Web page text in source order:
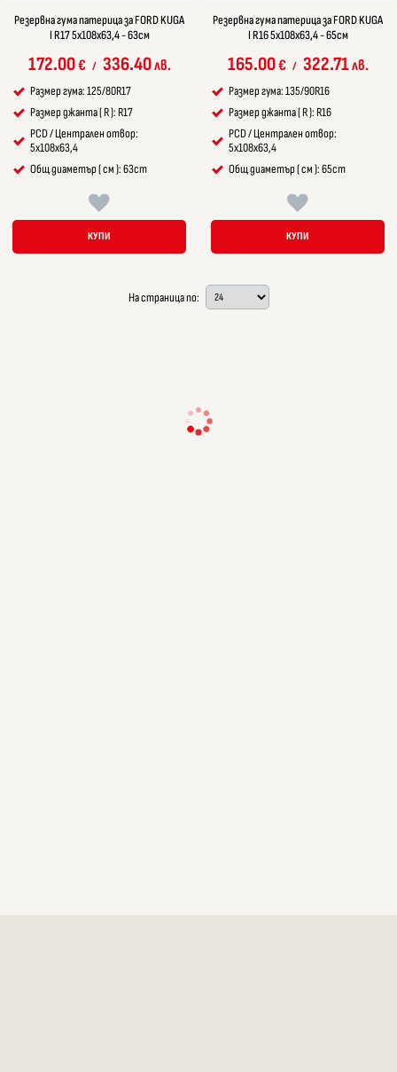
Резервна гума патерица за FORD KUGA
I R17 5x108x63,4 - 63см
172.00€ / 336.40лв.
Размер гума: 125/80R17
Размер джанта ( R ): R17
PCD / Централен отвор:
5x108x63,4
Общ диаметър ( см ): 63cm
КУПИ
Резервна гума патерица за FORD KUGA
I R16 5x108x63,4 - 65см
165.00€ / 322.71лв.
Размер гума: 135/90R16
Размер джанта ( R ): R16
PCD / Централен отвор:
5x108x63,4
Общ диаметър ( см ): 65cm
КУПИ
На страница по: